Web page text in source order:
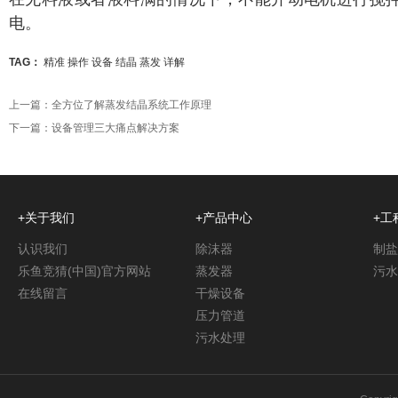
电。
TAG： 精准 操作 设备 结晶 蒸发 详解
上一篇： 全方位了解蒸发结晶系统工作原理
下一篇： 设备管理三大痛点解决方案
+关于我们
认识我们
乐鱼竞猜(中国)官方网站
在线留言
+产品中心
除沫器
蒸发器
干燥设备
压力管道
污水处理
+工
制
污